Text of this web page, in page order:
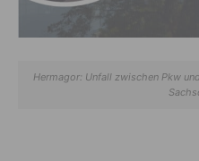
Hermagor: Unfall zwischen Pkw